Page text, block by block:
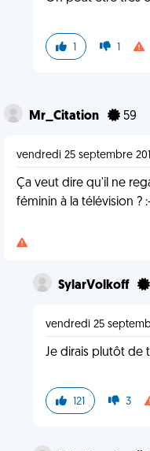
1 1
Mr_Citation 59
vendredi 25 septembre
Ça veut dire qu'il ne
féminin à la télévision ? :-
SylarVolkoff
vendredi 25
Je dirais plutôt de
121 3